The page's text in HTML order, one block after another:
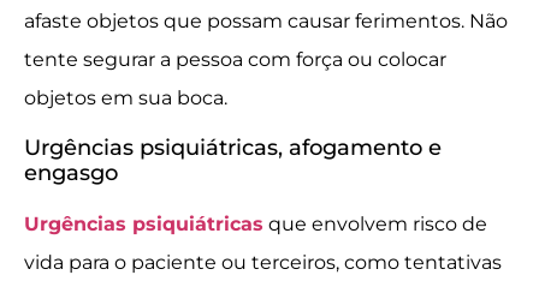
afaste objetos que possam causar ferimentos. Não
tente segurar a pessoa com força ou colocar
objetos em sua boca.
Urgências psiquiátricas, afogamento e
engasgo
Urgências psiquiátricas que envolvem risco de
vida para o paciente ou terceiros, como tentativas